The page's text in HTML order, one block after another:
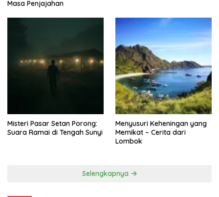
Masa Penjajahan
Misteri Pasar Setan Porong:
Suara Ramai di Tengah Sunyi
Menyusuri Keheningan yang
Memikat – Cerita dari
Lombok
Selengkapnya